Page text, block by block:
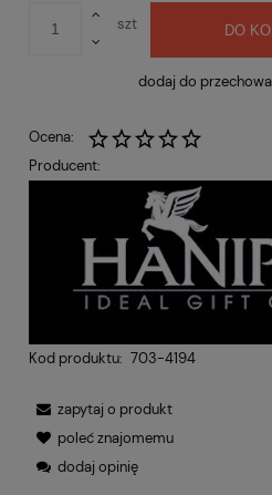
szt DO
dodaj do
Ocena:
Producent:
Kod produktu: 703-4194
zapytaj o produkt
poleć znajomemu
dodaj opinię